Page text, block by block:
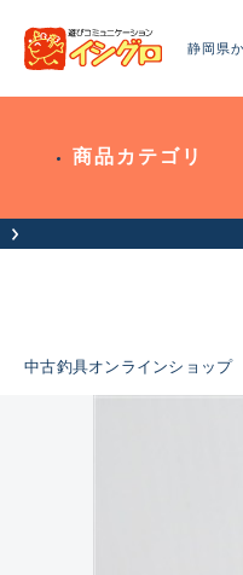
静岡県
商品カテゴリ
中古釣具オンラインショップ